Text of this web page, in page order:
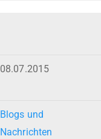
08.07.2015
Blogs und
Nachrichten